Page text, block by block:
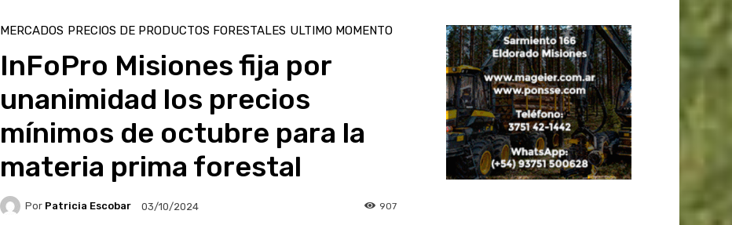
MERCADOS PRECIOS DE PRODUCTOS FORESTALES ULTIMO MOMENTO
InFoPro Misiones fija por
unanimidad los precios
mínimos de octubre para la
materia prima forestal
Por Patricia Escobar 03/10/2024 907